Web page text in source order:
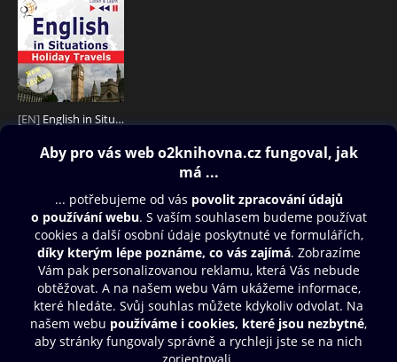
[EN] English in Situations: Holiday Travels
149 Kč
Obsah ke stažení
Moje O2 Knihovna
Další zábava
© O2 Czech Republic a.s.